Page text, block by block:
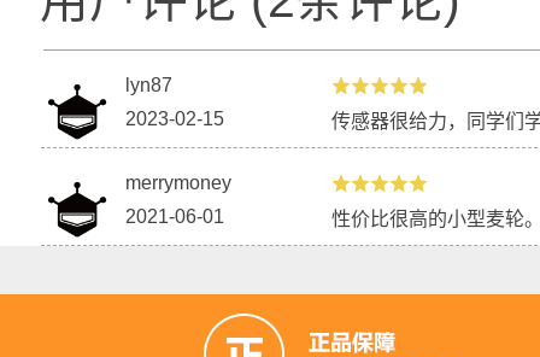
lyn87
2023-02-15
传感器很给力，同学们
merrymoney
2021-06-01
性价比很高的小型麦轮